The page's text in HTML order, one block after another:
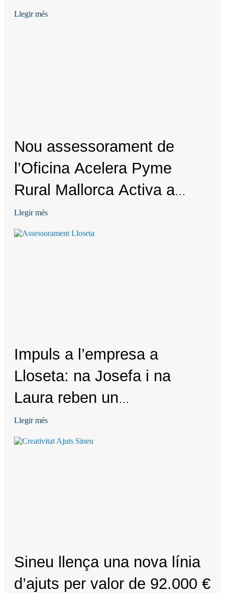
Esporles
Llegir més
Nou assessorament de
l’Oficina Acelera Pyme
Rural Mallorca Activa a
Pollença
Llegir més
Impuls a l’empresa a
Lloseta: na Josefa i na
Laura reben un
assessorament integral
gràcies a Mallorca Activa
Llegir més
Sineu llença una nova línia
d’ajuts per valor de 92.000 €